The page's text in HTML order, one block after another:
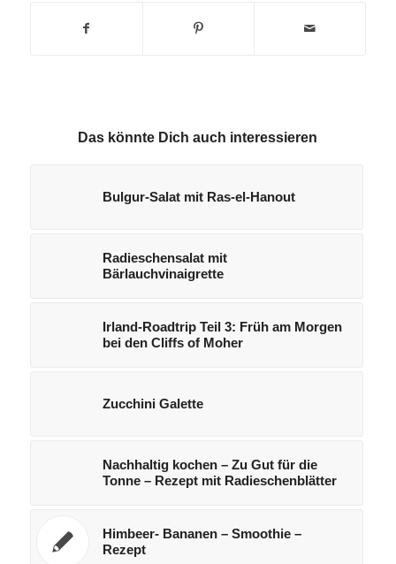
Das könnte Dich auch interessieren
Bulgur-Salat mit Ras-el-Hanout
Radieschensalat mit
Bärlauchvinaigrette
Irland-Roadtrip Teil 3: Früh am Morgen
bei den Cliffs of Moher
Zucchini Galette
Nachhaltig kochen – Zu Gut für die
Tonne – Rezept mit Radieschenblätter
Himbeer- Bananen – Smoothie –
Rezept